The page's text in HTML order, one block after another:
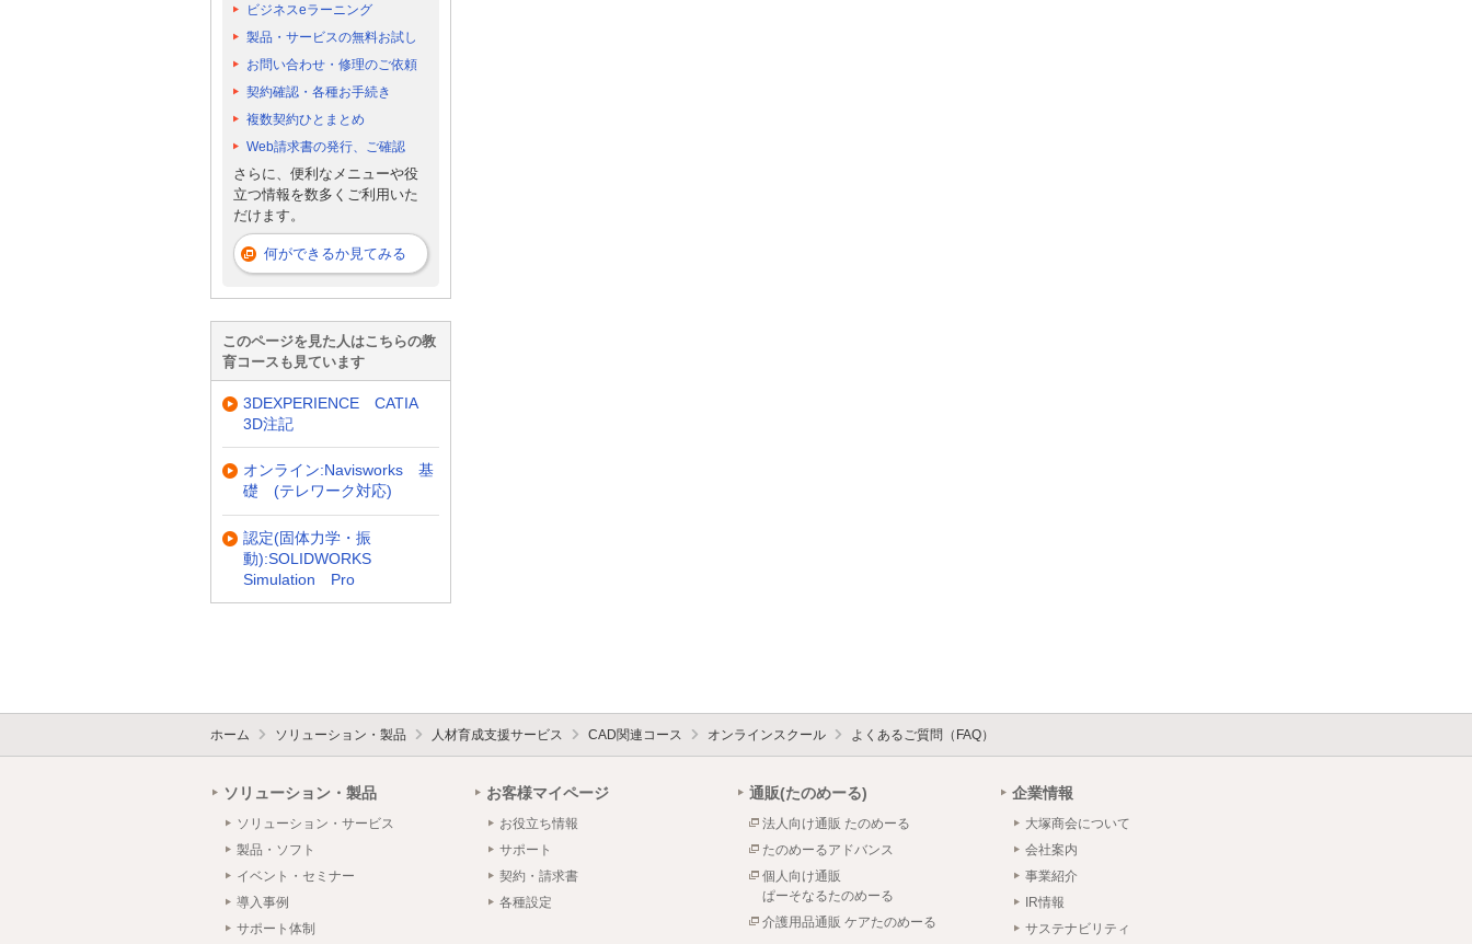
ビジネスeラーニング
製品・サービスの無料お試し
お問い合わせ・修理のご依頼
契約確認・各種お手続き
複数契約ひとまとめ
Web請求書の発行、ご確認
さらに、便利なメニューや役
立つ情報を数多くご利用いた
だけます。
何ができるか見てみる
このページを見た人はこちらの教
育コースも見ています
3DEXPERIENCE CATIA
3D注記
オンライン:Navisworks 基
礎 (テレワーク対応)
認定(固体力学・振
動):SOLIDWORKS
Simulation Pro
ホーム ソリューション・製品 人材育成支援サービス CAD関連コース オンラインスクール よくあるご質問（FAQ）
ソリューション・製品
ソリューション・サービス
製品・ソフト
イベント・セミナー
導入事例
サポート体制
お客様マイページ
お役立ち情報
サポート
契約・請求書
各種設定
通販(たのめーる)
法人向け通販 たのめーる
たのめーるアドバンス
個人向け通販
ぱーそなるたのめーる
介護用品通販 ケアたのめーる
企業情報
大塚商会について
会社案内
事業紹介
IR情報
サステナビリティ